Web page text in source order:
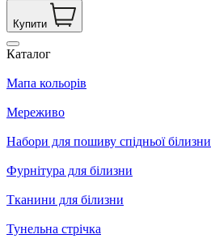
Купити
Каталог
Мапа кольорів
Мереживо
Набори для пошиву спідньої білизни
Фурнітура для білизни
Тканини для білизни
Тунельна стрічка